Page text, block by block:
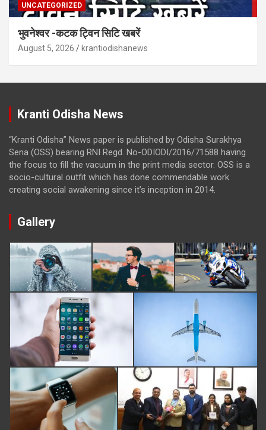
UNCATEGORIZED
भुवनेश्वर -कटक ट्विन सिटि खबरें
August 5, 2026 krantiodishanews
Kranti Odisha News
“Kranti Odisha” News paper is published by Odisha Surakhya
Sena (OSS) bearing RNI Regd. No-ODIODI/2016/71588 having
the focus to fill the vacuum in the print media sector. OSS is a
socio-cultural outfit which has done commendable work
creating social awakening since it’s inception in 2014.
Gallery